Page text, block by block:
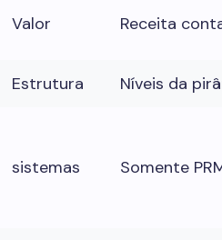
Valor Receita
Estrutura Níveis da
sistemas Somente